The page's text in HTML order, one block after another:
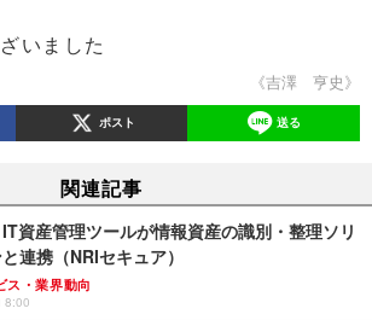
いました
《吉澤 亨史》
ポスト 送る
関連記事
資産管理ツールが情報資産の識別・整理ソリ
連携（NRIセキュア）
ス・業界動向
8:00